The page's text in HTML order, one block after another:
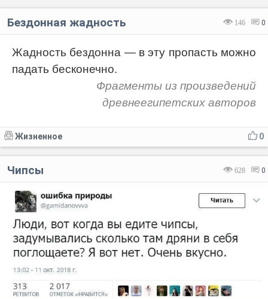
146 0
Бездонная жадность
Жадность бездонна — в эту пропасть можно
падать бесконечно.
Фрагменты из произведений
древнеегипетских авторов
0
Жизненное
628 0
Чипсы